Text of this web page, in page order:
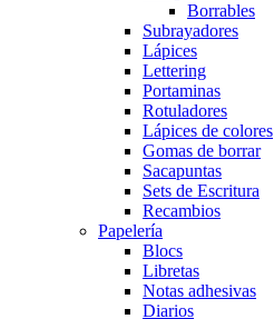
Borrables
Subrayadores
Lápices
Lettering
Portaminas
Rotuladores
Lápices de colores
Gomas de borrar
Sacapuntas
Sets de Escritura
Recambios
Papelería
Blocs
Libretas
Notas adhesivas
Diarios